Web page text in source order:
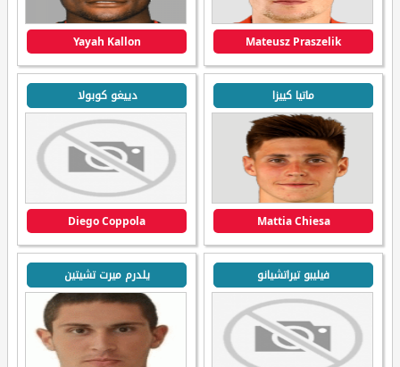
Mateusz Praszelik
Yayah Kallon
ماتيا كييزا
Mattia Chiesa
دييغو كوبولا
Diego Coppola
فيليبو تيراتشيانو يلدرم ميرت تشيتين